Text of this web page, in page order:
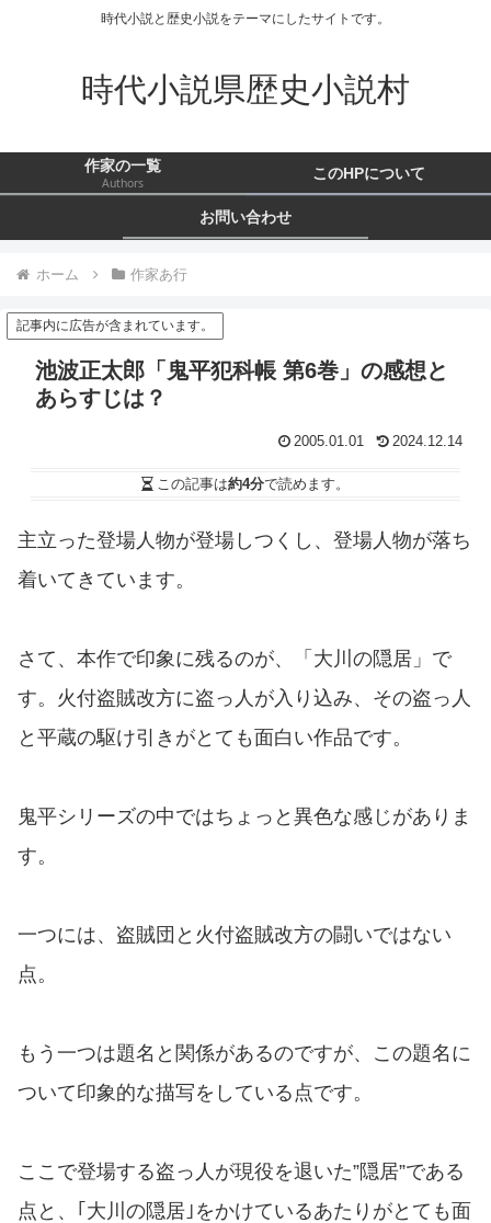
時代小説と歴史小説をテーマにしたサイトです。
時代小説県歴史小説村
作家の一覧
Authors
このHPについて
お問い合わせ
ホーム 作家あ行
記事内に広告が含まれています。
池波正太郎「鬼平犯科帳 第6巻」の感想と
あらすじは？
2005.01.01 2024.12.14
この記事は約4分で読めます。
主立った登場人物が登場しつくし、登場人物が落ち
着いてきています。
さて、本作で印象に残るのが、「大川の隠居」で
す。火付盗賊改方に盗っ人が入り込み、その盗っ人
と平蔵の駆け引きがとても面白い作品です。
鬼平シリーズの中ではちょっと異色な感じがありま
す。
一つには、盗賊団と火付盗賊改方の闘いではない
点。
もう一つは題名と関係があるのですが、この題名に
ついて印象的な描写をしている点です。
ここで登場する盗っ人が現役を退いた”隠居”である
点と、｢大川の隠居｣をかけているあたりがとても面